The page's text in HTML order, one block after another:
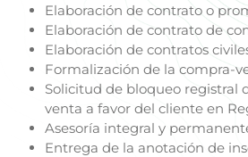
Elaboración de contrato o
Elaboración de contrato de
Elaboración de contratos
Formalización de la compra-
Solicitud de bloqueo registral
venta a favor del cliente en
Asesoría integral y
Entrega de la anotación de